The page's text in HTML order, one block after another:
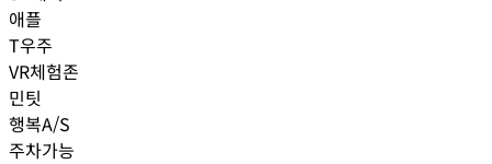
애플
T우주
VR체험존
민팃
행복A/S
주차가능